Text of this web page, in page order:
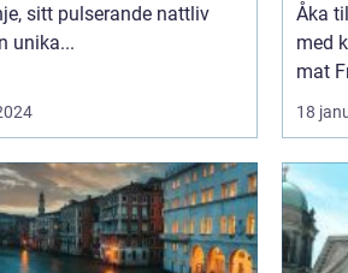
sitt pulserande nattliv
unika...
Åka
med
18